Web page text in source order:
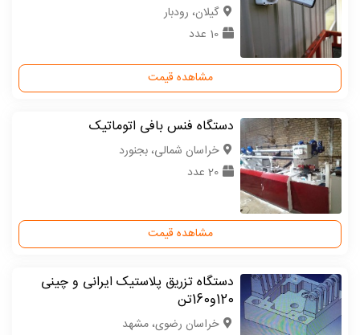
گیلان، رودبار
10 عدد
مشاهده قیمت
دستگاه فنس بافی اتوماتیک
خراسان شمالی، بجنورد
20 عدد
مشاهده قیمت
دستگاه تزریق پلاستیک ایرانی و چینی
120و160تن
خراسان رضوی، مشهد